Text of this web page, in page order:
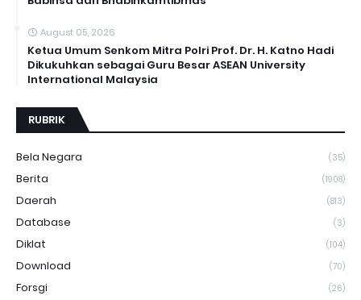
August 05, 2026
Ketua Umum Senkom Mitra Polri Prof. Dr. H. Katno Hadi
Dikukuhkan sebagai Guru Besar ASEAN University
International Malaysia
RUBRIK
Bela Negara (35)
Berita (1908)
Daerah (813)
Database (3)
Diklat (104)
Download (70)
Forsgi (26)